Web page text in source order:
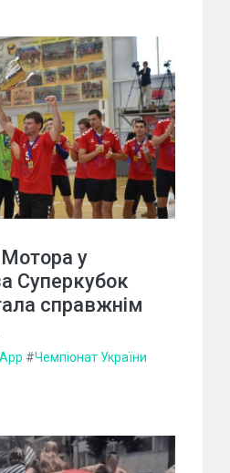
у
Суперкубок
справжнім
#Чемпіонат України